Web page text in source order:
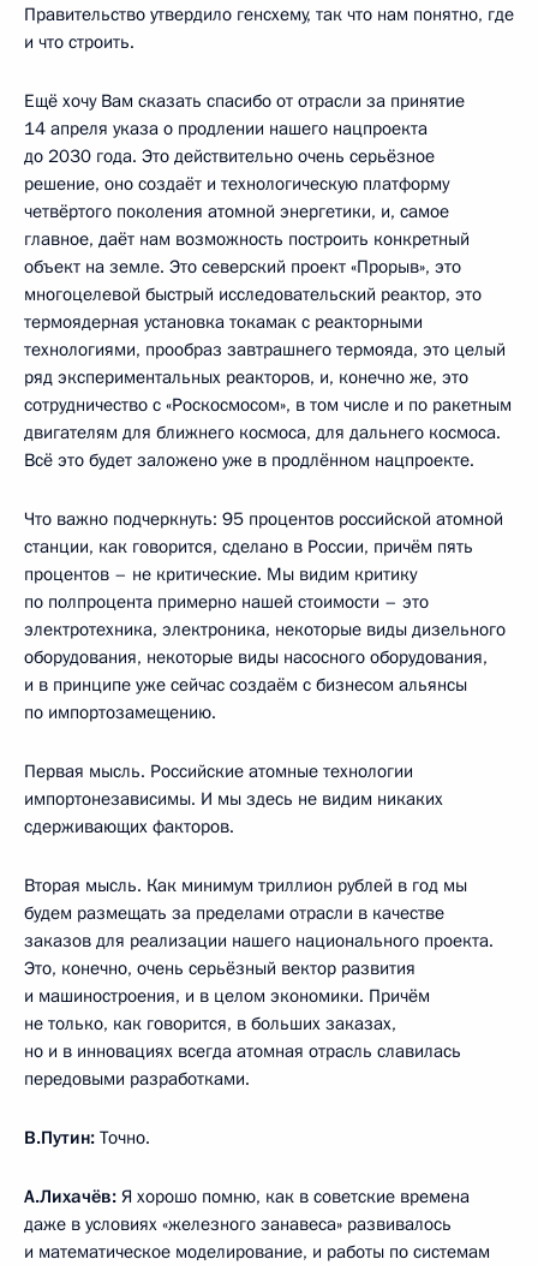
Правительство утвердило генсхему, так что нам понятно, где
и что строить.
Ещё хочу Вам сказать спасибо от отрасли за принятие
14 апреля указа о продлении нашего нацпроекта
до 2030 года. Это действительно очень серьёзное
решение, оно создаёт и технологическую платформу
четвёртого поколения атомной энергетики, и, самое
главное, даёт нам возможность построить конкретный
объект на земле. Это северский проект «Прорыв», это
многоцелевой быстрый исследовательский реактор, это
термоядерная установка токамак с реакторными
технологиями, прообраз завтрашнего термояда, это целый
ряд экспериментальных реакторов, и, конечно же, это
сотрудничество с «Роскосмосом», в том числе и по ракетным
двигателям для ближнего космоса, для дальнего космоса.
Всё это будет заложено уже в продлённом нацпроекте.
Что важно подчеркнуть: 95 процентов российской атомной
станции, как говорится, сделано в России, причём пять
процентов – не критические. Мы видим критику
по полпроцента примерно нашей стоимости – это
электротехника, электроника, некоторые виды дизельного
оборудования, некоторые виды насосного оборудования,
и в принципе уже сейчас создаём с бизнесом альянсы
по импортозамещению.
Первая мысль. Российские атомные технологии
импортонезависимы. И мы здесь не видим никаких
сдерживающих факторов.
Вторая мысль. Как минимум триллион рублей в год мы
будем размещать за пределами отрасли в качестве
заказов для реализации нашего национального проекта.
Это, конечно, очень серьёзный вектор развития
и машиностроения, и в целом экономики. Причём
не только, как говорится, в больших заказах,
но и в инновациях всегда атомная отрасль славилась
передовыми разработками.
В.Путин: Точно.
А.Лихачёв: Я хорошо помню, как в советские времена
даже в условиях «железного занавеса» развивалось
и математическое моделирование, и работы по системам